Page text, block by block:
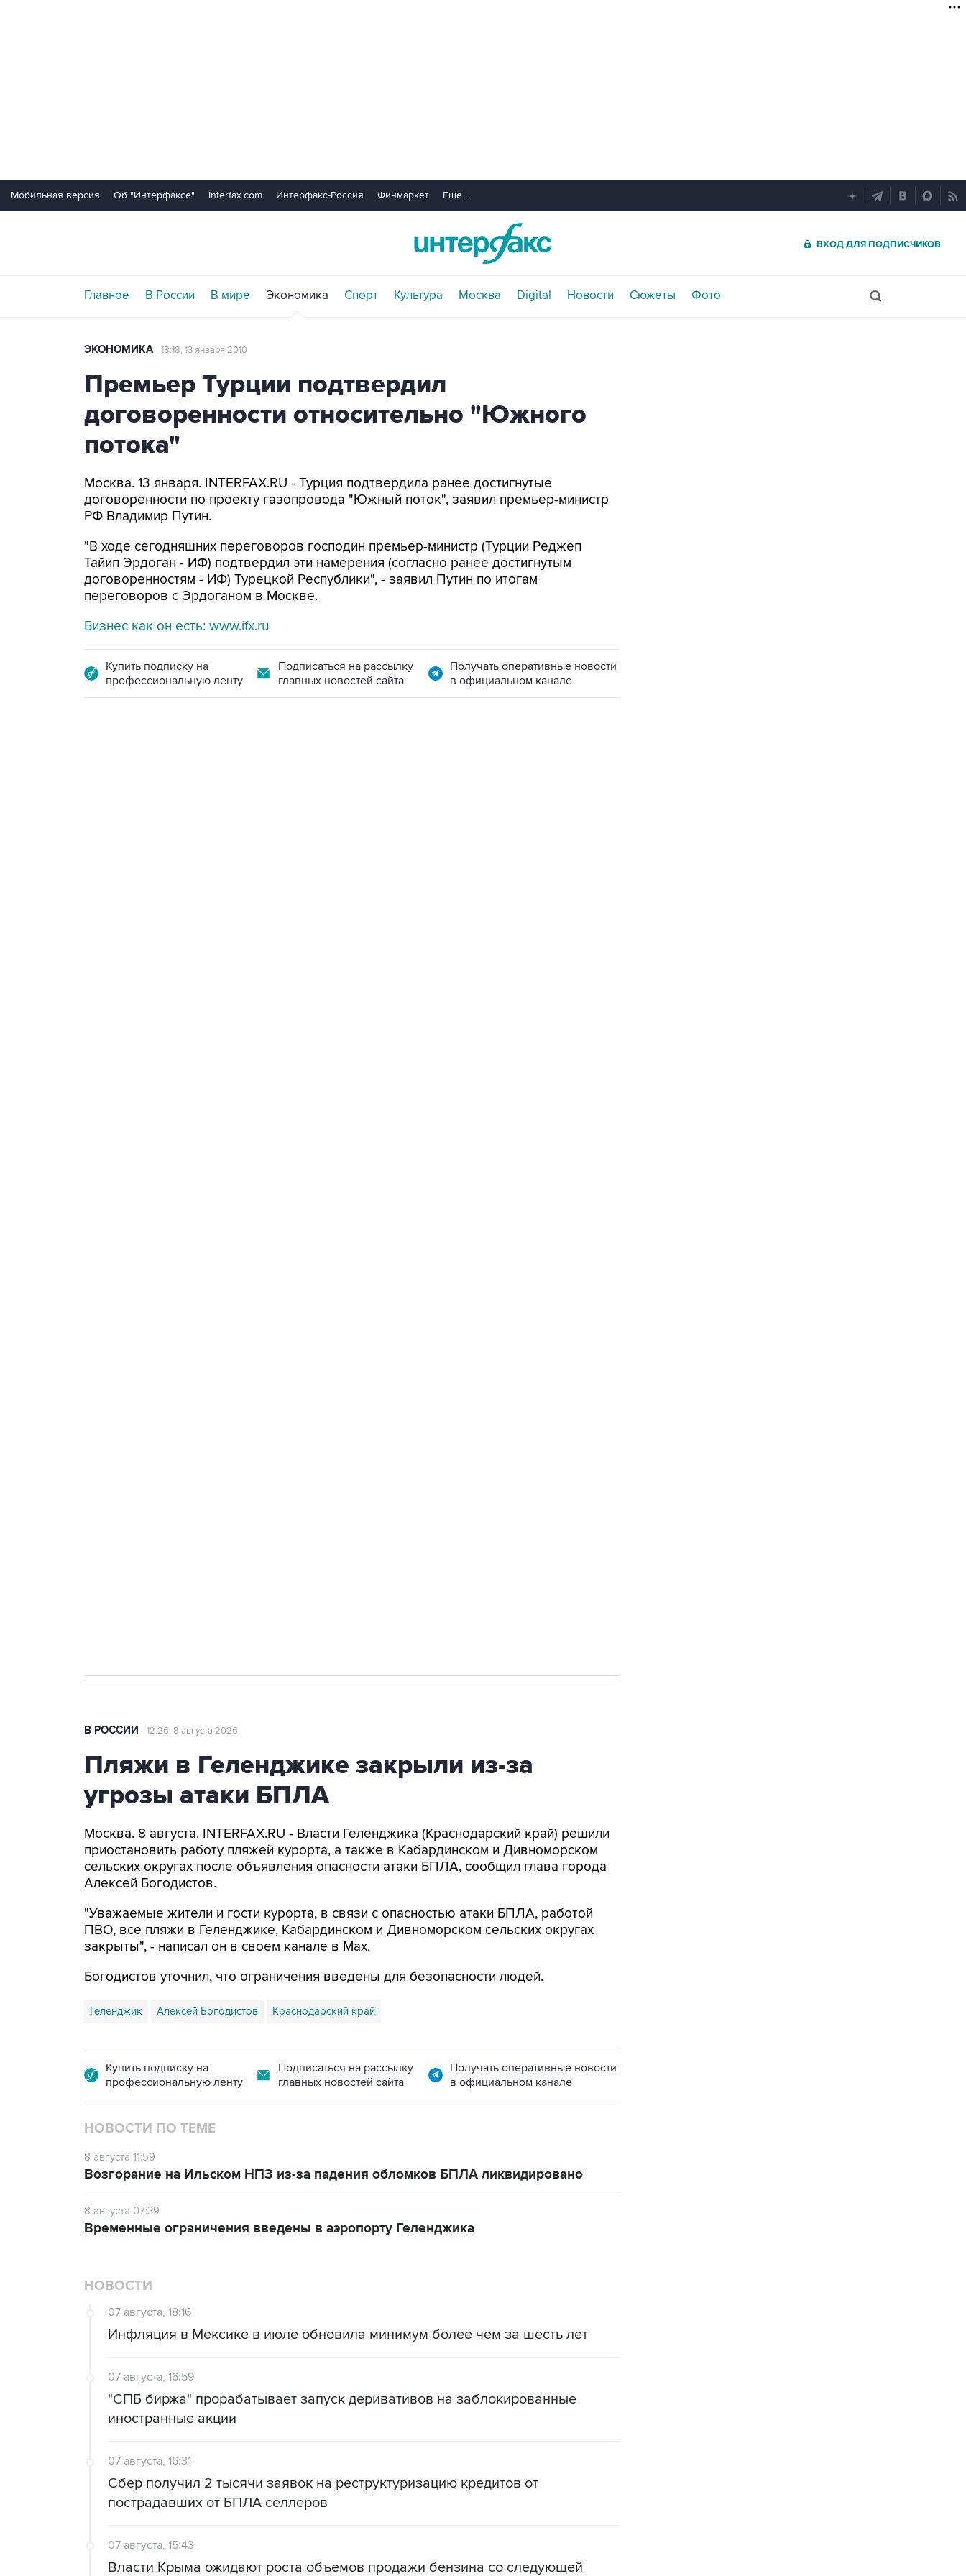
Мобильная версия Об "Интерфаксе" Interfax.com Интерфакс-Россия Финмаркет Еще...
ВХОД ДЛЯ ПОДПИСЧИКОВ
Главное В России В мире Экономика Спорт Культура Москва Digital Новости Сюжеты Фото
ЭКОНОМИКА 18:18, 13 января 2010
Премьер Турции подтвердил
договоренности относительно "Южного
потока"
Москва. 13 января. INTERFAX.RU - Турция подтвердила ранее достигнутые
договоренности по проекту газопровода "Южный поток", заявил премьер-министр
РФ Владимир Путин.
"В ходе сегодняшних переговоров господин премьер-министр (Турции Реджеп
Тайип Эрдоган - ИФ) подтвердил эти намерения (согласно ранее достигнутым
договоренностям - ИФ) Турецкой Республики", - заявил Путин по итогам
переговоров с Эрдоганом в Москве.
Бизнес как он есть: www.ifx.ru
Купить подписку на
профессиональную ленту
Подписаться на рассылку
главных новостей сайта
Получать оперативные новости
в официальном канале
В РОССИИ 12:26, 8 августа 2026
Пляжи в Геленджике закрыли из-за
угрозы атаки БПЛА
Москва. 8 августа. INTERFAX.RU - Власти Геленджика (Краснодарский край) решили
приостановить работу пляжей курорта, а также в Кабардинском и Дивноморском
сельских округах после объявления опасности атаки БПЛА, сообщил глава города
Алексей Богодистов.
"Уважаемые жители и гости курорта, в связи с опасностью атаки БПЛА, работой
ПВО, все пляжи в Геленджике, Кабардинском и Дивноморском сельских округах
закрыты", - написал он в своем канале в Max.
Богодистов уточнил, что ограничения введены для безопасности людей.
Геленджик Алексей Богодистов Краснодарский край
Купить подписку на
профессиональную ленту
Подписаться на рассылку
главных новостей сайта
Получать оперативные новости
в официальном канале
НОВОСТИ ПО ТЕМЕ
8 августа 11:59
Возгорание на Ильском НПЗ из-за падения обломков БПЛА ликвидировано
8 августа 07:39
Временные ограничения введены в аэропорту Геленджика
НОВОСТИ
07 августа, 18:16
Инфляция в Мексике в июле обновила минимум более чем за шесть лет
07 августа, 16:59
"СПБ биржа" прорабатывает запуск деривативов на заблокированные
иностранные акции
07 августа, 16:31
Сбер получил 2 тысячи заявок на реструктуризацию кредитов от
пострадавших от БПЛА селлеров
07 августа, 15:43
Власти Крыма ожидают роста объемов продажи бензина со следующей